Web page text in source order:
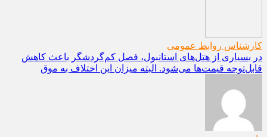
کارشناس روابط عمومی
در بسیاری از هتل‌های استانبول، فصل کم‌گردشگر باعث کاهش
قابل‌توجه قیمت‌ها می‌شود. البته میزان این اختلاف به موق